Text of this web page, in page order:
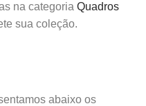
na categoria Quadros
sua coleção.
abaixo os